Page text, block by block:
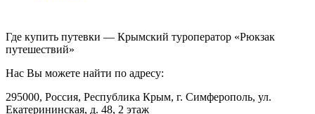
Где купить путевки — Крымский туроператор «Рюкзак
путешествий»
Нас Вы можете найти по адресу:
295000, Россия, Республика Крым, г. Симферополь, ул.
Екатерининская, д. 48, 2 этаж